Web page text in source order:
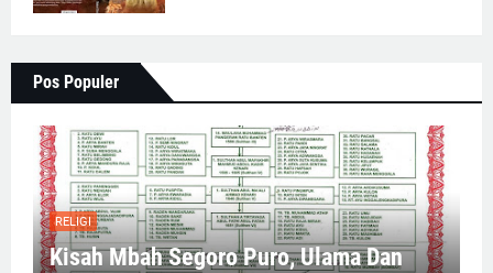
Pos Populer
RELIGI
Kisah Mbah Segoro Puro, Ulama Dan